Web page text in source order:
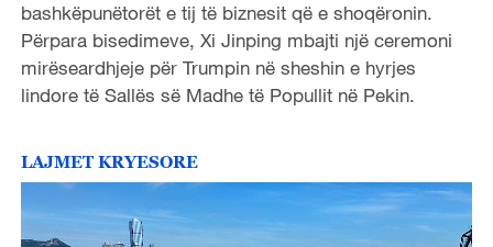
bashkëpunëtorët e tij të biznesit që e shoqëronin.
Përpara bisedimeve, Xi Jinping mbajti një ceremoni
mirëseardhjeje për Trumpin në sheshin e hyrjes
lindore të Sallës së Madhe të Popullit në Pekin.
LAJMET KRYESORE